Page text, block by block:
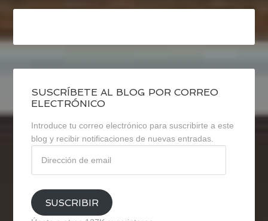
SUSCRÍBETE AL BLOG POR CORREO
ELECTRÓNICO
Introduce tu correo electrónico para suscribirte a este
blog y recibir notificaciones de nuevas entradas.
email
SUSCRIBIR